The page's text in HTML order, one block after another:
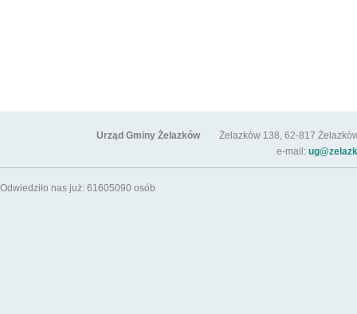
Urząd Gminy ŻelazkówŻelazków 138, 62-817 Żelazków
e-mail:
Odwiedziło nas już: 61605090 osób